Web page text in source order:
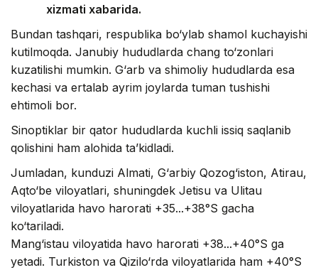
xizmati xabarida.
Bundan tashqari, respublika bo‘ylab shamol kuchayishi
kutilmoqda. Janubiy hududlarda chang to‘zonlari
kuzatilishi mumkin. G‘arb va shimoliy hududlarda esa
kechasi va ertalab ayrim joylarda tuman tushishi
ehtimoli bor.
Sinoptiklar bir qator hududlarda kuchli issiq saqlanib
qolishini ham alohida ta’kidladi.
Jumladan, kunduzi Almati, G‘arbiy Qozog‘iston, Atirau,
Aqto‘be viloyatlari, shuningdek Jetisu va Ulitau
viloyatlarida havo harorati +35...+38°S gacha
ko‘tariladi.
Mang‘istau viloyatida havo harorati +38...+40°S ga
yetadi. Turkiston va Qizilo‘rda viloyatlarida ham +40°S